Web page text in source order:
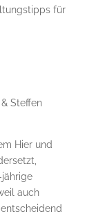
für
Steffen
Hier und
auch